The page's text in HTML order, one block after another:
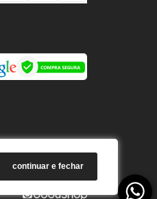
continuar e fechar